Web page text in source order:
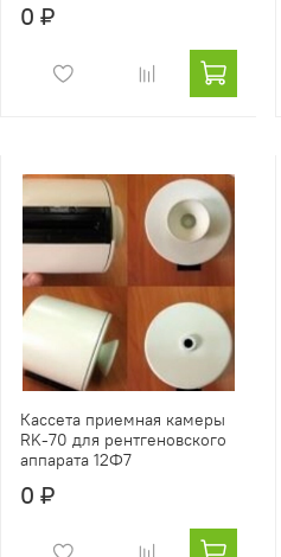
0 ₽
Кассета приемная камеры
RK-70 для рентгеновского
аппарата 12Ф7
0 ₽